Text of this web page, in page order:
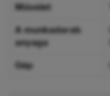
Művelet
A munkadarab
anyaga
Gép